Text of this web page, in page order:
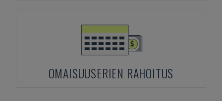
OMAISUUSERIEN RAHOITUS